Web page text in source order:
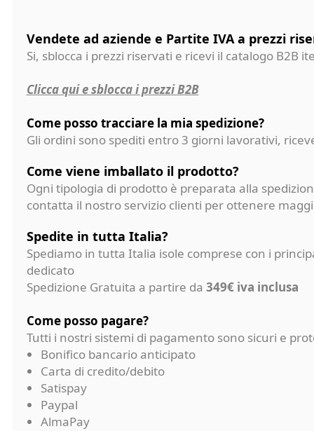
Vendete ad aziende e Partite IVA a prezzi
Si, sblocca i prezzi riservati e ricevi il catalogo B2B
Clicca qui e sblocca i prezzi B2B
Come posso tracciare la mia spedizione?
Gli ordini sono spediti entro 3 giorni lavorativi,
Come viene imballato il prodotto?
Ogni tipologia di prodotto è preparata alla
contatta il nostro servizio clienti per ottenere
Spedite in tutta Italia?
Spediamo in tutta Italia isole comprese con i
dedicato
Spedizione Gratuita a partire da 349€ iva inclusa
Come posso pagare?
Tutti i nostri sistemi di pagamento sono sicuri e
Bonifico bancario anticipato
Carta di credito/debito
Satispay
Paypal
AlmaPay